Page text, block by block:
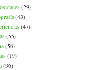
(29)
(43)
(47)
(55)
(56)
(19)
(36)